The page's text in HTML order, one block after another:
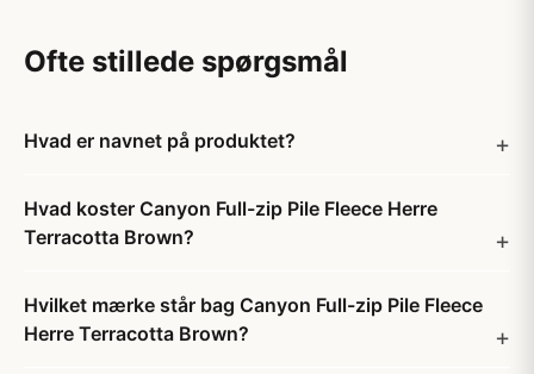
Ofte stillede spørgsmål
Hvad er navnet på produktet?
Hvad koster Canyon Full-zip Pile Fleece Herre
Terracotta Brown?
Hvilket mærke står bag Canyon Full-zip Pile Fleece
Herre Terracotta Brown?